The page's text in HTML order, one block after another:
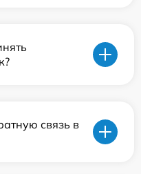
связь в